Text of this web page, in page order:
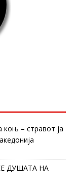
коњ – стравот ја
ДУШАТА НА